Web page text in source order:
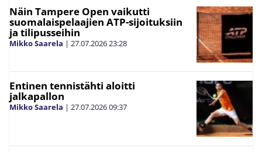
Näin Tampere Open vaikutti
suomalaispelaajien ATP-sijoituksiin
ja tilipusseihin
Mikko Saarela | 27.07.202623:28
Entinen tennistähti aloitti
jalkapallon
Mikko Saarela | 27.07.202609:37